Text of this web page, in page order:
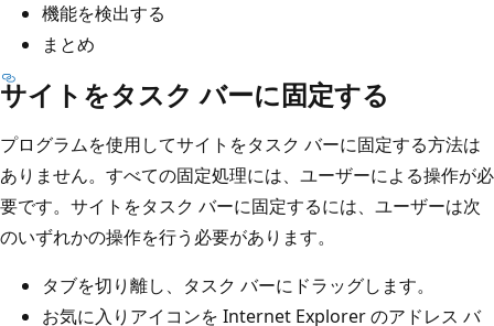
機能を検出する
まとめ
サイトをタスク バーに固定する
プログラムを使用してサイトをタスク バーに固定する方法は
ありません。すべての固定処理には、ユーザーによる操作が必
要です。サイトをタスク バーに固定するには、ユーザーは次
のいずれかの操作を行う必要があります。
タブを切り離し、タスク バーにドラッグします。
お気に入りアイコンを Internet Explorer のアドレス バ